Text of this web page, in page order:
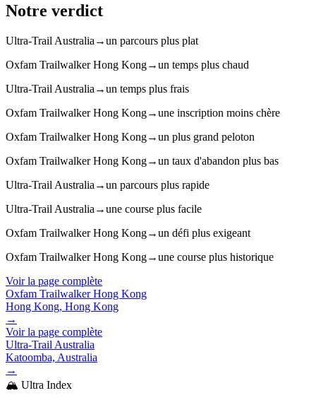
Notre verdict
Ultra-Trail Australia →un parcours plus plat
Oxfam Trailwalker Hong Kong→un temps plus chaud
Ultra-Trail Australia →un temps plus frais
Oxfam Trailwalker Hong Kong→une inscription moins chère
Oxfam Trailwalker Hong Kong→un plus grand peloton
Oxfam Trailwalker Hong Kong→un taux d'abandon plus bas
Ultra-Trail Australia →un parcours plus rapide
Ultra-Trail Australia →une course plus facile
Oxfam Trailwalker Hong Kong→un défi plus exigeant
Oxfam Trailwalker Hong Kong→une course plus historique
Voir la page complète
Oxfam Trailwalker Hong Kong
Hong Kong, Hong Kong
→
Voir la page complète
Ultra-Trail Australia
Katoomba, Australia
→
🏔️ Ultra Index